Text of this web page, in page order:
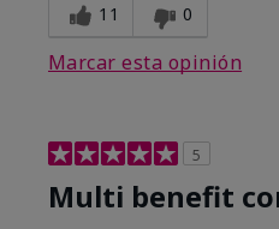
11 0
Marcar esta opinión
5
Multi benefit